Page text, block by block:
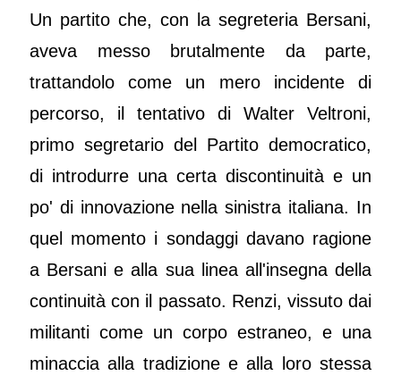
Un partito che, con la segreteria Bersani,
aveva messo brutalmente da parte,
trattandolo come un mero incidente di
percorso, il tentativo di Walter Veltroni,
primo segretario del Partito democratico,
di introdurre una certa discontinuità e un
po' di innovazione nella sinistra italiana. In
quel momento i sondaggi davano ragione
a Bersani e alla sua linea all'insegna della
continuità con il passato. Renzi, vissuto dai
militanti come un corpo estraneo, e una
minaccia alla tradizione e alla loro stessa